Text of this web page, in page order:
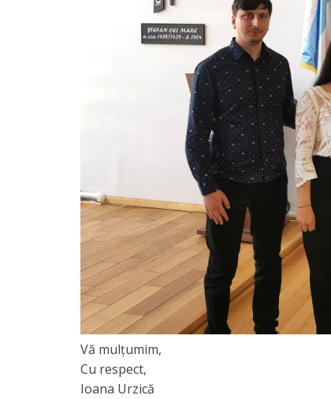
Vă mulțumim,
Cu respect,
Ioana Urzică